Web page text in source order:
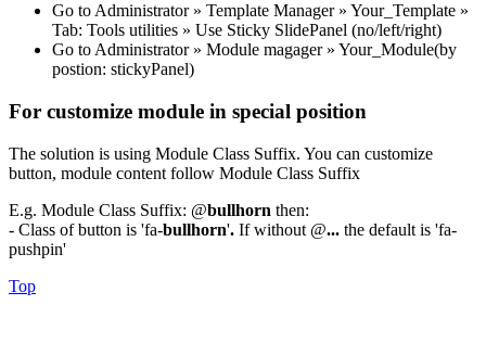
Go to Administrator » Template Manager » Your_Template »
Tab: Tools utilities » Use Sticky SlidePanel (no/left/right)
Go to Administrator » Module magager » Your_Module(by
postion: stickyPanel)
For customize module in special position
The solution is using Module Class Suffix. You can customize
button, module content follow Module Class Suffix
E.g. Module Class Suffix: @bullhorn then:
- Class of button is 'fa-bullhorn'. If without @... the default is 'fa-
pushpin'
Top